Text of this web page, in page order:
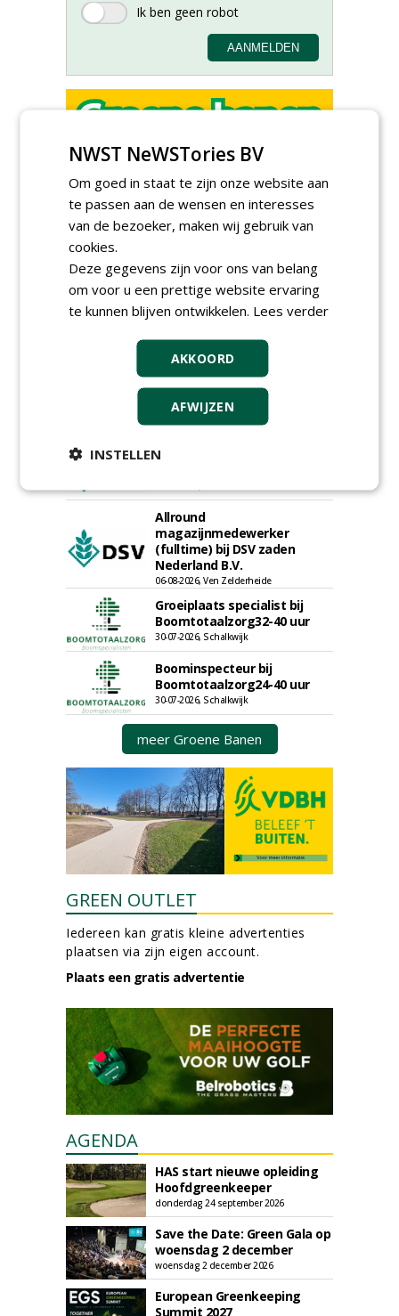
Hoofdgreenkeeper (m/v)
Golfbaan KralingenOosthoek
groepRotterdam
30-07-2026
Meewerkend Voorman
Werkorganisatie BUCH
09-07-2026, Castricum en Uitgeest
Hoofd Greenkeeper bij
golfbaan De Woeste Kop
Proefveldmedewerker/
Chauffeur
landbouwmachines bij DSV
zaden Nederland B.V.
Kasmedewerker (fulltime) bij
Allround
magazijnmedewerker
(fulltime) bij DSV zaden
Nederland B.V.
06-08-2026, Ven Zelderheide
Groeiplaats specialist bij
Boomtotaalzorg32-40 uur
30-07-2026, Schalkwijk
Boominspecteur bij
Boomtotaalzorg24-40 uur
30-07-2026, Schalkwijk
meer Groene Banen
GREEN OUTLET
Iedereen kan gratis kleine advertenties
plaatsen via zijn eigen account.
Plaats een gratis advertentie
AGENDA
HAS start nieuwe opleiding
Hoofdgreenkeeper
donderdag 24 september 2026
Save the Date: Green Gala op
woensdag 2 december
woensdag 2 december 2026
European Greenkeeping
Summit 2027
NWST NeWSTories BV
Om goed in staat te zijn onze website aan
te passen aan de wensen en interesses
van de bezoeker, maken wij gebruik van
cookies.
Deze gegevens zijn voor ons van belang
om voor u een prettige website ervaring
te kunnen blijven ontwikkelen. Lees verder
AKKOORD
AFWIJZEN
INSTELLEN